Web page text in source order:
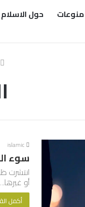
منوعات حول الاسلام
islamic
سوء
انتشرت
أو
أكمل